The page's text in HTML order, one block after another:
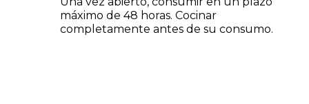
máximo de 48 horas. Cocinar
completamente antes de su consumo.